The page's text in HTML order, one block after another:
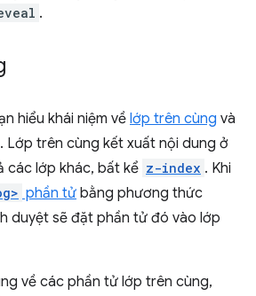
.
hiểu khái niệm về lớp trên cùng và
Lớp trên cùng kết xuất nội dung ở
các lớp khác, bất kể z-index . Khi
phần tử bằng phương thức
duyệt sẽ đặt phần tử đó vào lớp
về các phần tử lớp trên cùng,